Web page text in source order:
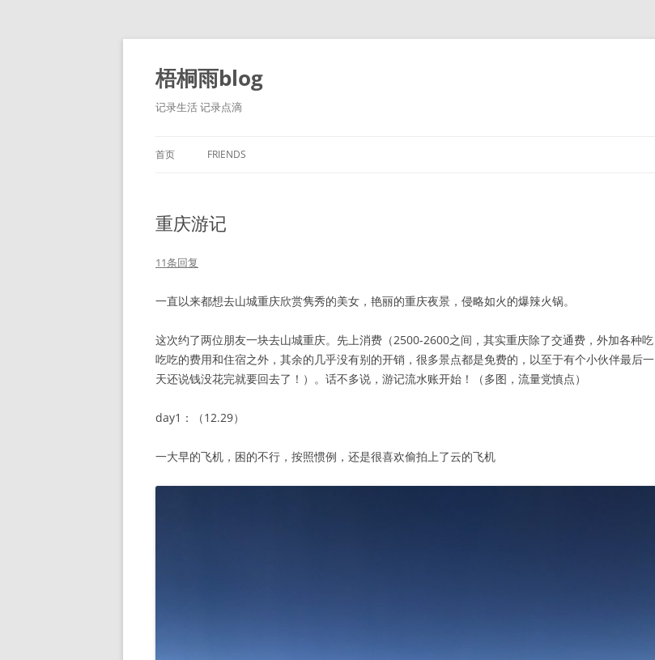
跳
正
文
梧桐雨blog
记录生活 记录点滴
首页 FRIENDS
重庆游记
11条回复
一直以来都想去山城重庆欣赏隽秀的美女，艳丽的重庆夜景，侵略如火的爆辣火锅。
这次约了两位朋友一块去山城重庆。先上消费（2500-2600之间，其实重庆除了交通费，外加各种吃
吃吃的费用和住宿之外，其余的几乎没有别的开销，很多景点都是免费的，以至于有个小伙伴最后一
天还说钱没花完就要回去了！）。话不多说，游记流水账开始！（多图，流量党慎点）
day1：（12.29）
一大早的飞机，困的不行，按照惯例，还是很喜欢偷拍上了云的飞机